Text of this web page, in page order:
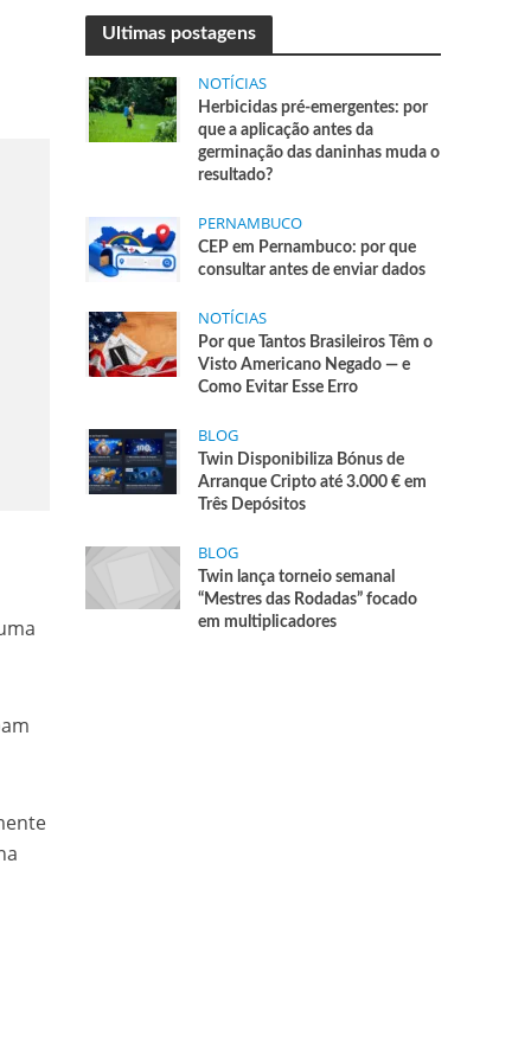
Ultimas postagens
NOTÍCIAS
Herbicidas pré-emergentes: por
que a aplicação antes da
germinação das daninhas muda o
resultado?
PERNAMBUCO
CEP em Pernambuco: por que
consultar antes de enviar dados
NOTÍCIAS
Por que Tantos Brasileiros Têm o
Visto Americano Negado — e
Como Evitar Esse Erro
BLOG
Twin Disponibiliza Bónus de
Arranque Cripto até 3.000 € em
Três Depósitos
BLOG
Twin lança torneio semanal
“Mestres das Rodadas” focado
em multiplicadores